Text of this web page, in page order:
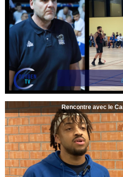
Rencontre avec le